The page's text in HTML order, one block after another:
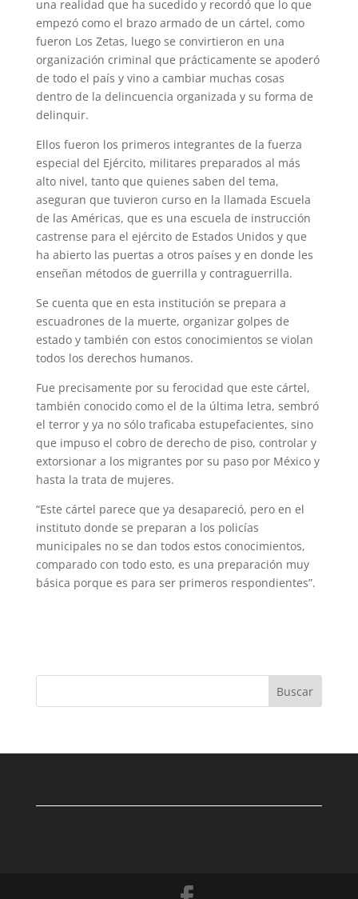
una realidad que ha sucedido y recordó que lo que
empezó como el brazo armado de un cártel, como
fueron Los Zetas, luego se convirtieron en una
organización criminal que prácticamente se apoderó
de todo el país y vino a cambiar muchas cosas
dentro de la delincuencia organizada y su forma de
delinquir.
Ellos fueron los primeros integrantes de la fuerza
especial del Ejército, militares preparados al más
alto nivel, tanto que quienes saben del tema,
aseguran que tuvieron curso en la llamada Escuela
de las Américas, que es una escuela de instrucción
castrense para el ejército de Estados Unidos y que
ha abierto las puertas a otros países y en donde les
enseñan métodos de guerrilla y contraguerrilla.
Se cuenta que en esta institución se prepara a
escuadrones de la muerte, organizar golpes de
estado y también con estos conocimientos se violan
todos los derechos humanos.
Fue precisamente por su ferocidad que este cártel,
también conocido como el de la última letra, sembró
el terror y ya no sólo traficaba estupefacientes, sino
que impuso el cobro de derecho de piso, controlar y
extorsionar a los migrantes por su paso por México y
hasta la trata de mujeres.
“Este cártel parece que ya desapareció, pero en el
instituto donde se preparan a los policías
municipales no se dan todos estos conocimientos,
comparado con todo esto, es una preparación muy
básica porque es para ser primeros respondientes”.
Buscar